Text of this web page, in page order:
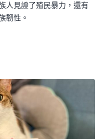
人見證了殖民暴力，還有
韌性。